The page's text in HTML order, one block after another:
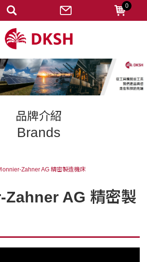
品牌介紹
Brands
onnier-Zahner AG 精密製造機床
Zahner AG 精密製
0
忘記密碼
變更密碼
修改個人資料